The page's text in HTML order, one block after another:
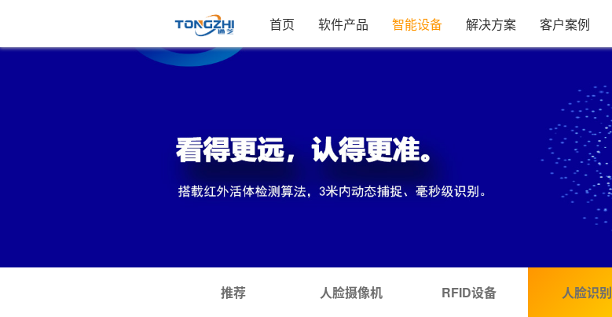
首页 软件产品 智能设备 解决方案 客户案例
推荐 人脸摄像机 RFID设备 人脸识别